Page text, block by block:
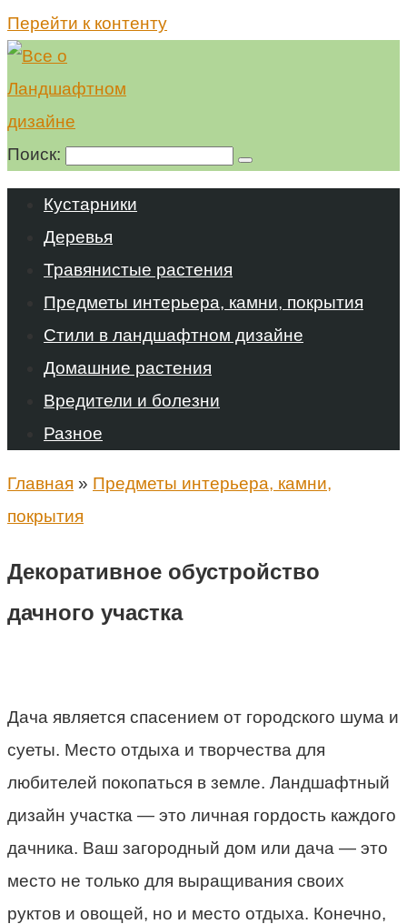
Перейти к контенту
Поиск:
Кустарники
Деревья
Травянистые растения
Предметы интерьера, камни, покрытия
Стили в ландшафтном дизайне
Домашние растения
Вредители и болезни
Разное
Главная » Предметы интерьера, камни,
покрытия
Декоративное обустройство
дачного участка
Дача является спасением от городского шума и
суеты. Место отдыха и творчества для
любителей покопаться в земле. Ландшафтный
дизайн участка — это личная гордость каждого
дачника. Ваш загородный дом или дача — это
место не только для выращивания своих
руктов и овощей, но и место отдыха. Конечно,